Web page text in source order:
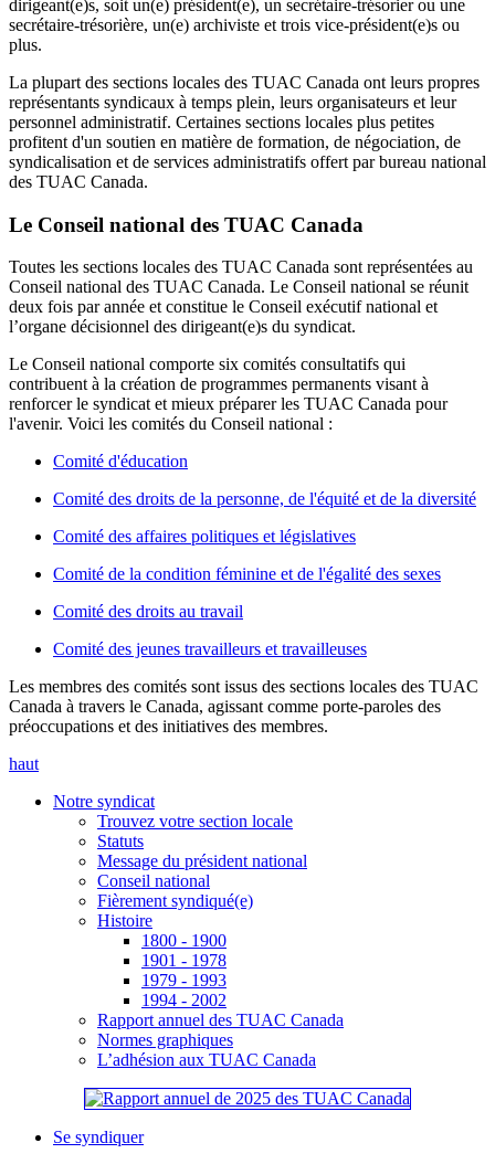
dirigeant(e)s, soit un(e) président(e), un secrétaire-trésorier ou une
secrétaire-trésorière, un(e) archiviste et trois vice-président(e)s ou
plus.
La plupart des sections locales des TUAC Canada ont leurs propres
représentants syndicaux à temps plein, leurs organisateurs et leur
personnel administratif. Certaines sections locales plus petites
profitent d'un soutien en matière de formation, de négociation, de
syndicalisation et de services administratifs offert par bureau national
des TUAC Canada.
Le Conseil national des TUAC Canada
Toutes les sections locales des TUAC Canada sont représentées au
Conseil national des TUAC Canada. Le Conseil national se réunit
deux fois par année et constitue le Conseil exécutif national et
l’organe décisionnel des dirigeant(e)s du syndicat.
Le Conseil national comporte six comités consultatifs qui
contribuent à la création de programmes permanents visant à
renforcer le syndicat et mieux préparer les TUAC Canada pour
l'avenir. Voici les comités du Conseil national :
Comité d'éducation
Comité des droits de la personne, de l'équité et de la diversité
Comité des affaires politiques et législatives
Comité de la condition féminine et de l'égalité des sexes
Comité des droits au travail
Comité des jeunes travailleurs et travailleuses
Les membres des comités sont issus des sections locales des TUAC
Canada à travers le Canada, agissant comme porte-paroles des
préoccupations et des initiatives des membres.
haut
Notre syndicat
Trouvez votre section locale
Statuts
Message du président national
Conseil national
Fièrement syndiqué(e)
Histoire
1800 - 1900
1901 - 1978
1979 - 1993
1994 - 2002
Rapport annuel des TUAC Canada
Normes graphiques
L’adhésion aux TUAC Canada
Se syndiquer